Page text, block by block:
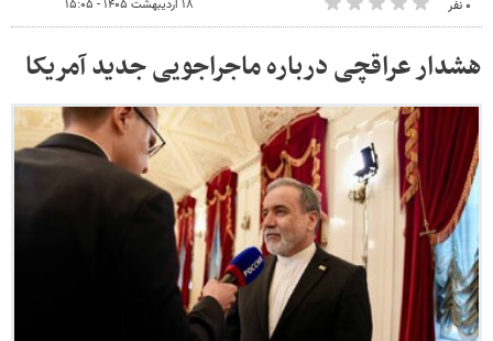
۰ نفر ۱۸ اردیبهشت ۱۴۰۵ - ۱۵:۰۵
هشدار عراقچی درباره ماجراجویی جدید آمریکا